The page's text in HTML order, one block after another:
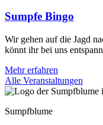
Sumpfe Bingo
Wir gehen auf die Jagd
könnt ihr bei uns
Mehr erfahren
Alle Veranstaltungen
Sumpfblume